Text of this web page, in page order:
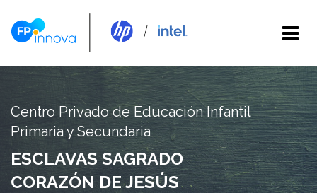
Centro Privado de Educación Infantil
Primaria y Secundaria
ESCLAVAS SAGRADO
CORAZÓN DE JESÚS